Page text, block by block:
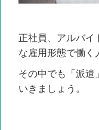
正社員、アルバイ
な雇用形態で働く
その中でも「派遣
いきましょう。